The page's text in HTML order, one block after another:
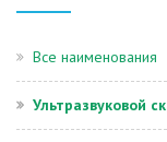
Все наименования
Ультразвуковой